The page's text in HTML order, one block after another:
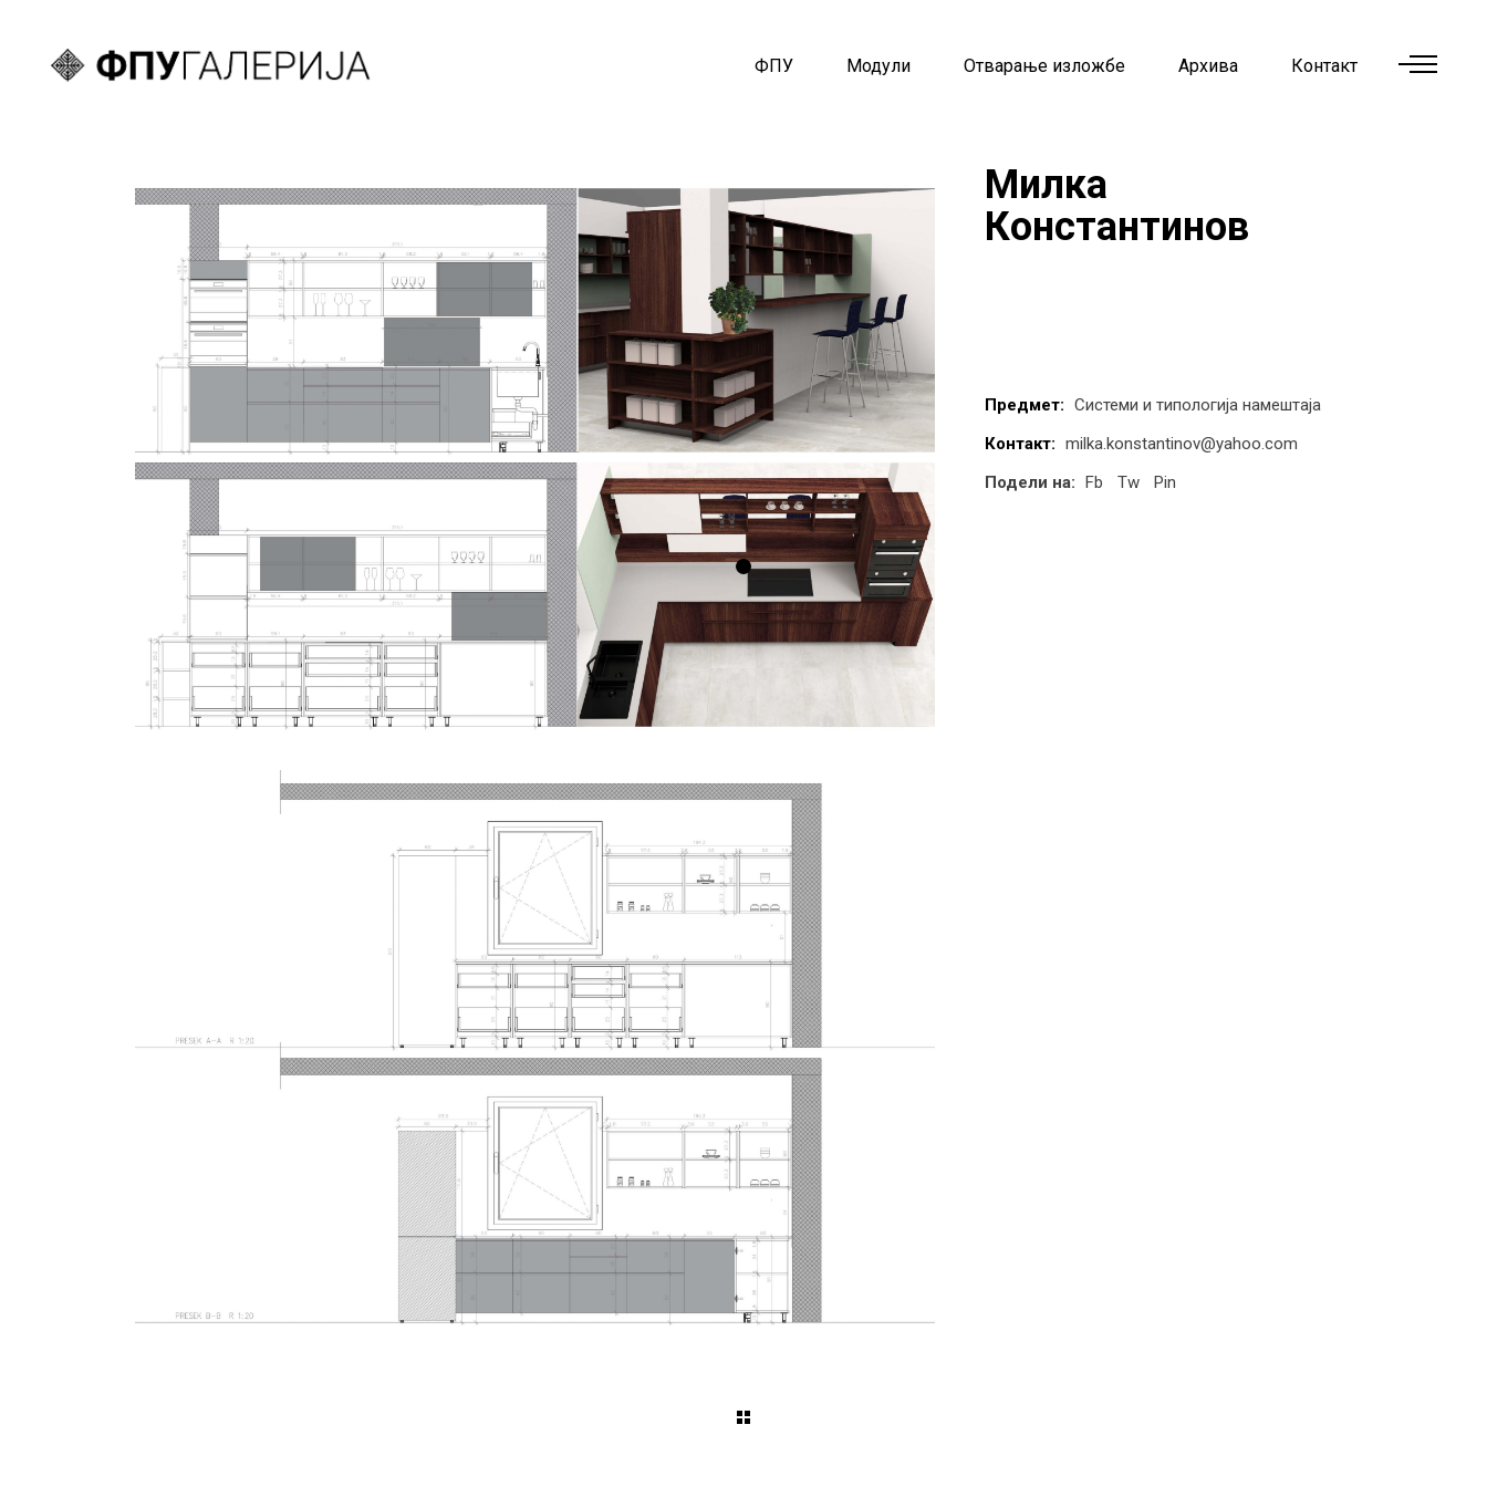
ФПУ Модули Отварање изложбе Архива Контакт
Милка
Константинов
Предмет: Системи и типологија намештаја
Контакт: milka.konstantinov@yahoo.com
Подели на: Fb Tw Pin